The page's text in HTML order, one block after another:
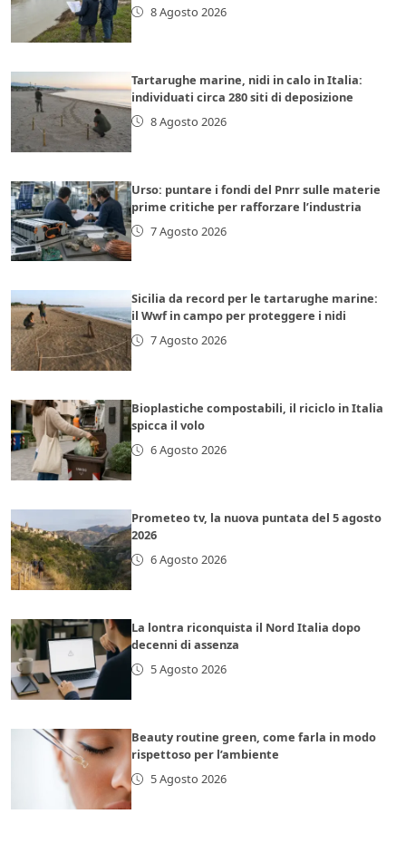
8 Agosto 2026
Tartarughe marine, nidi in calo in Italia:
individuati circa 280 siti di deposizione
8 Agosto 2026
Urso: puntare i fondi del Pnrr sulle materie
prime critiche per rafforzare l’industria
7 Agosto 2026
Sicilia da record per le tartarughe marine:
il Wwf in campo per proteggere i nidi
7 Agosto 2026
Bioplastiche compostabili, il riciclo in Italia
spicca il volo
6 Agosto 2026
Prometeo tv, la nuova puntata del 5 agosto
2026
6 Agosto 2026
La lontra riconquista il Nord Italia dopo
decenni di assenza
5 Agosto 2026
Beauty routine green, come farla in modo
rispettoso per l’ambiente
5 Agosto 2026